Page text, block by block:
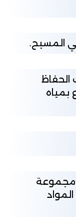
المسبح.
الحفاظ
بمياه
مجموعة